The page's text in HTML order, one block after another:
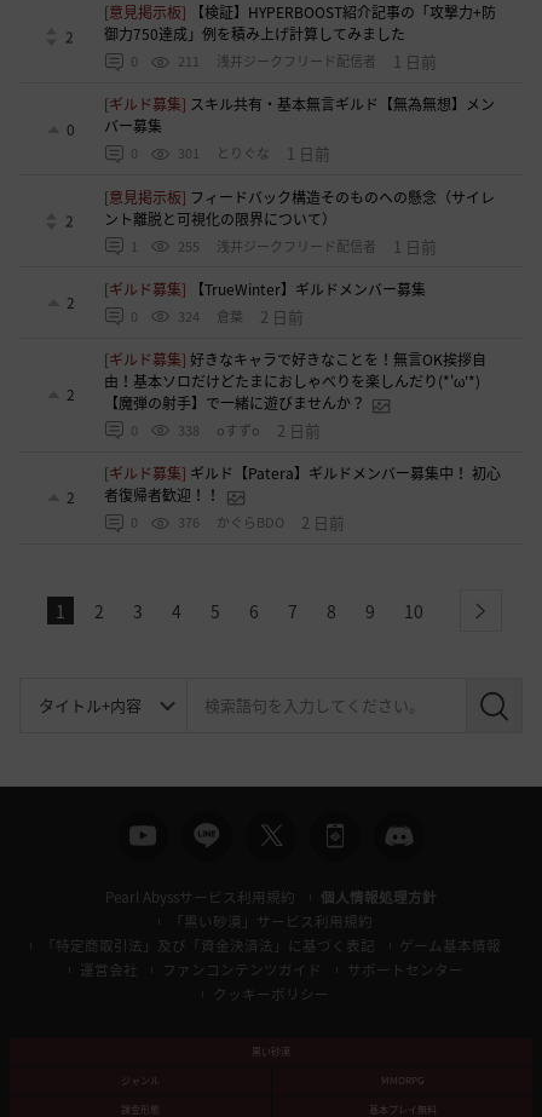
2
[意見掲示板]
【検証】HYPERBOOST紹介記事の「攻撃力+防
御力750達成」例を積み上げ計算してみました
0 211 浅井ジークフリード配信者 1 日前
0
[ギルド募集] スキル共有・基本無言ギルド【無為無想】メン
バー募集
0 301 とりぐな 1 日前
2
[意見掲示板] フィードバック構造そのものへの懸念（サイレ
ント離脱と可視化の限界について）
1 255 浅井ジークフリード配信者 1 日前
2
[ギルド募集] 【TrueWinter】ギルドメンバー募集
0 324 倉葉 2 日前
2
[ギルド募集]好きなキャラで好きなことを！無言OK挨拶自
由！基本ソロだけどたまにおしゃべりを楽しんだり(*'ω'*)
【魔弾の射手】で一緒に遊びませんか？
0 338 oすずo 2 日前
2
[ギルド募集] ギルド【Patera】ギルドメンバー募集中！ 初心
者復帰者歓迎！！
0 376 かぐらBDO 2 日前
1 2 3 4 5 6 7 8 9 10 next
検
Pearl Abyssサービス利用規約
個人情報処理方針
「黒い砂漠」サービス利用規約
「特定商取引法」及び「資金決済法」に基づく表記
ゲーム基本情報
運営会社
ファンコンテンツガイド
サポートセンター
クッキーポリシー
黒い砂漠
ジャンル
MMORPG
課金形態
基本プレイ無料